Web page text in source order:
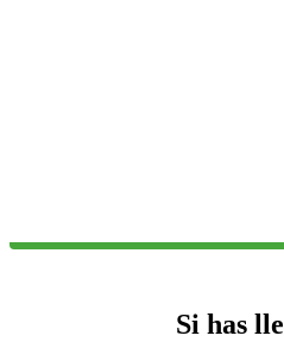
Si has